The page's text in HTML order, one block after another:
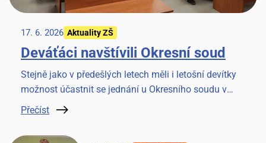
17. 6. 2026 Aktuality ZŠ
Deváťáci navštívili Okresní soud
Stejně jako v předešlých letech měli i letošní devítky
možnost účastnit se jednání u Okresního soudu v
Benešově. Věříme, že to pro ně bude cennou
Přečíst